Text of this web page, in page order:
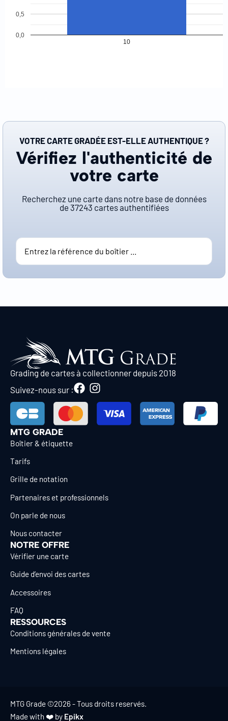
10
0,0
0,5
VOTRE CARTE GRADÉE EST-ELLE AUTHENTIQUE ?
Vérifiez l'authenticité de
votre carte
Recherchez une carte dans notre base de données
de 37243 cartes authentifiées
Grading de cartes à collectionner depuis 2018
Suivez-nous sur :
MTG GRADE
Boîtier & étiquette
Tarifs
Grille de notation
Partenaires et professionnels
On parle de nous
Nous contacter
NOTRE OFFRE
Vérifier une carte
Guide d’envoi des cartes
Accessoires
FAQ
RESSOURCES
Conditions générales de vente
Mentions légales
MTG Grade ©2026 - Tous droits reservés.
Made with ❤️ by Epikx